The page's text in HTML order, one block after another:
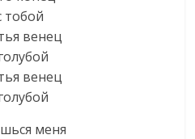
тобой
венец
венец
меня